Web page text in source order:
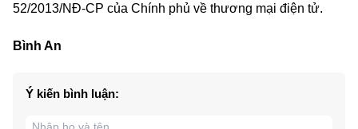
52/2013/NĐ-CP của Chính phủ về thương mại điện tử.
Bình An
Ý kiến bình luận: